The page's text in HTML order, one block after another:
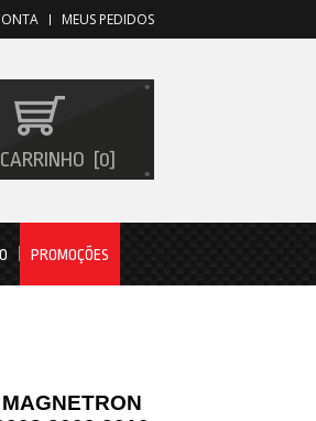
MEUS PEDIDOS
0
PROMOÇÕES